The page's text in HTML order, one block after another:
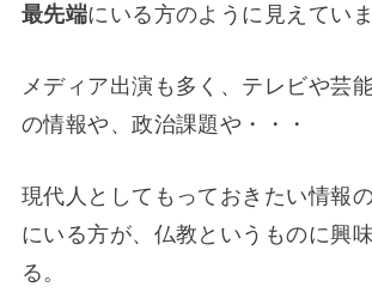
最先端にいる方のように見えていま
メディア出演も多く、テレビや芸
の情報や、政治課題や・・・
現代人としてもっておきたい情報
にいる方が、仏教というものに興
る。